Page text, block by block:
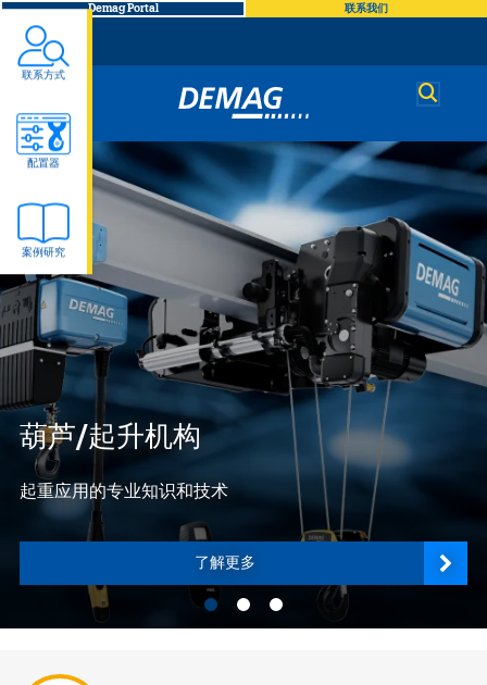
Demag Portal 联系我们
Demag
联系方式
配置器
案例研究
Frontpage
葫芦/起升机构
起重应用的专业知识和技术
了解更多